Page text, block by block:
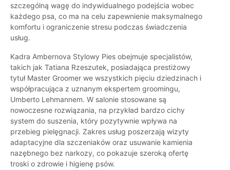
szczególną wagę do indywidualnego podejścia wobec
każdego psa, co ma na celu zapewnienie maksymalnego
komfortu i ograniczenie stresu podczas świadczenia
usług.
Kadra Ambernova Stylowy Pies obejmuje specjalistów,
takich jak Tatiana Rzeszutek, posiadająca prestiżowy
tytuł Master Groomer we wszystkich pięciu dziedzinach i
współpracująca z uznanym ekspertem groomingu,
Umberto Lehmannem. W salonie stosowane są
nowoczesne rozwiązania, na przykład bardzo cichy
system do suszenia, który pozytywnie wpływa na
przebieg pielęgnacji. Zakres usług poszerzają wizyty
adaptacyjne dla szczeniaków oraz usuwanie kamienia
nazębnego bez narkozy, co pokazuje szeroką ofertę
troski o zdrowie i higienę psów.